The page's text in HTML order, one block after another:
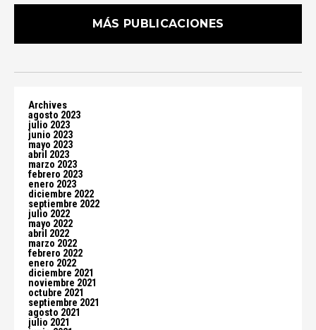
MÁS PUBLICACIONES
Archives
agosto 2023
julio 2023
junio 2023
mayo 2023
abril 2023
marzo 2023
febrero 2023
enero 2023
diciembre 2022
septiembre 2022
julio 2022
mayo 2022
abril 2022
marzo 2022
febrero 2022
enero 2022
diciembre 2021
noviembre 2021
octubre 2021
septiembre 2021
agosto 2021
julio 2021